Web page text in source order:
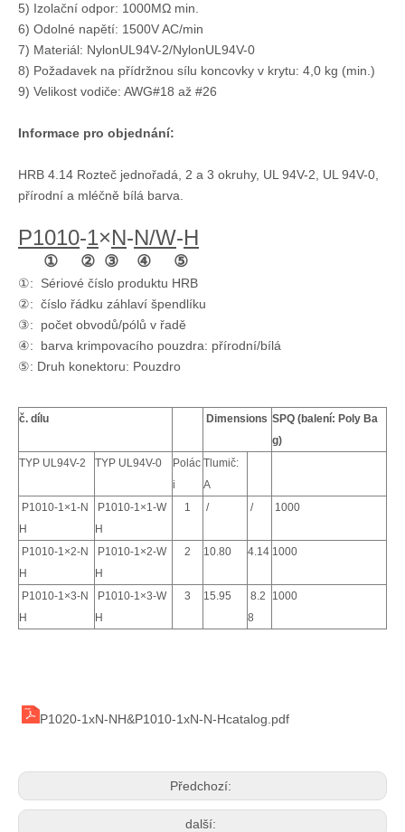
4,14mm kryt konektoru drát-vodič P1020-1*3-NHK Jednořadý kryt UL94V-2
FL-4,14mm krimpovací pouzdro (zástrčka) P1020-2*2-WH
5) Izolační odpor: 1000MΩ min.
6) Odolné napětí: 1500V AC/min
7) Materiál: NylonUL94V-2/NylonUL94V-0
8) Požadavek na přídržnou sílu koncovky v krytu: 4,0 kg (min.)
9) Velikost vodiče: AWG#18 až #26
Informace pro objednání:
HRB 4.14 Rozteč jednořadá, 2 a 3 okruhy, UL 94V-2, UL 94V-0,
přírodní a mléčně bílá barva.
P1010-1×N-N/W-H
① ② ③ ④ ⑤
①: Sériové číslo produktu HRB
②: číslo řádku záhlaví špendlíku
③: počet obvodů/pólů v řadě
④: barva krimpovacího pouzdra: přírodní/bílá
⑤: Druh konektoru: Pouzdro
č. dílu Dimensions SPQ (balení: Poly Ba
g)
TYP UL94V-2
TYP UL94V-0
Polác
i
Tlumič:
A
P1010-1×1-N
H
P1010-1×1-W
H
1 / / 1000
P1010-1×2-N
H
P1010-1×2-W
H
2 10.80 4.14 1000
P1010-1×3-N
H
P1010-1×3-W
H
3 15.95
8.2
8
1000
P1020-1xN-NH&P1010-1xN-N-Hcatalog.pdf
Předchozí:
další: